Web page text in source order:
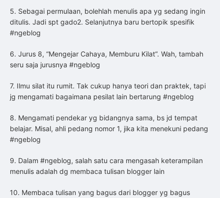
5. Sebagai permulaan, bolehlah menulis apa yg sedang ingin
ditulis. Jadi spt gado2. Selanjutnya baru bertopik spesifik
#ngeblog
6. Jurus 8, “Mengejar Cahaya, Memburu Kilat”. Wah, tambah
seru saja jurusnya #ngeblog
7. Ilmu silat itu rumit. Tak cukup hanya teori dan praktek, tapi
jg mengamati bagaimana pesilat lain bertarung #ngeblog
8. Mengamati pendekar yg bidangnya sama, bs jd tempat
belajar. Misal, ahli pedang nomor 1, jika kita menekuni pedang
#ngeblog
9. Dalam #ngeblog, salah satu cara mengasah keterampilan
menulis adalah dg membaca tulisan blogger lain
10. Membaca tulisan yang bagus dari blogger yg bagus